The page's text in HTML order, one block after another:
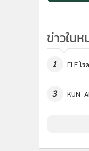
ข่าวใน
1 FLE โ
3